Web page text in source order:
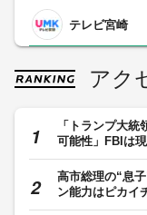
テレビ宮崎
アク
「トランプ大
可能性」FBIは
文書公開で“不
高市総理の“息
ン能力はピカイ
ンとオフがはっ